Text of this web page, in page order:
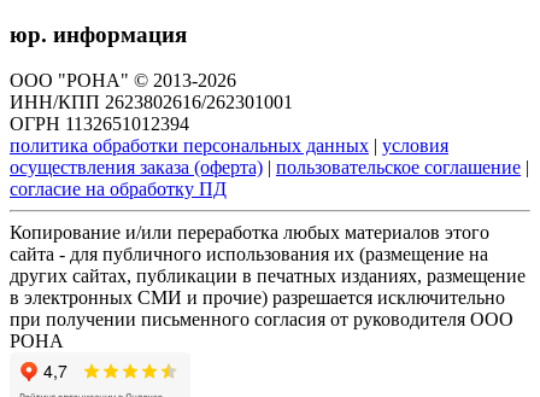
юр. информация
ООО "РОНА" © 2013-2026
ИНН/КПП 2623802616/262301001
ОГРН 1132651012394
политика обработки персональных данных
условия
осуществления заказа (оферта)
пользовательское соглашение
согласие на обработку ПД
Копирование и/или переработка любых материалов этого
сайта - для публичного использования их (размещение на
других сайтах, публикации в печатных изданиях, размещение
в электронных СМИ и прочие) разрешается исключительно
при получении письменного согласия от руководителя ООО
РОНА